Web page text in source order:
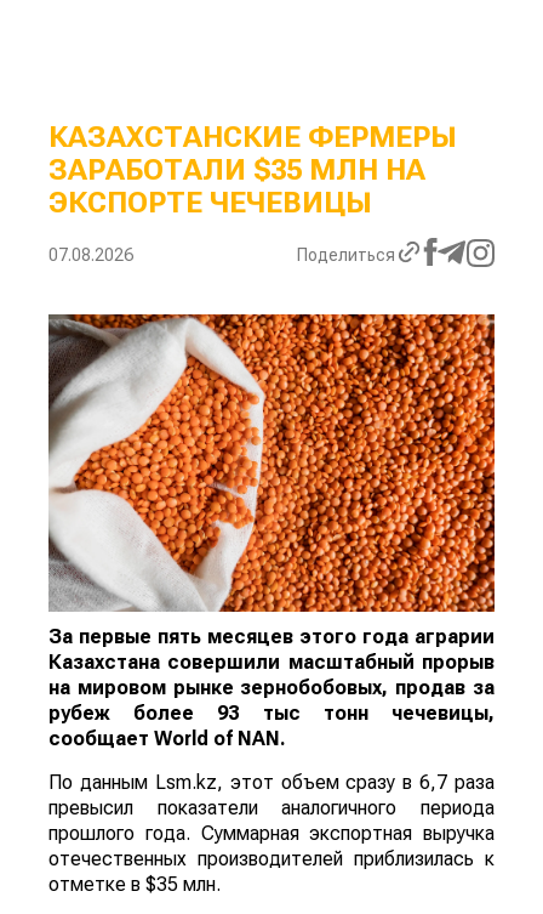
КАЗАХСТАНСКИЕ ФЕРМЕРЫ
ЗАРАБОТАЛИ $35 МЛН НА
ЭКСПОРТЕ ЧЕЧЕВИЦЫ
07.08.2026 Поделиться
За первые пять месяцев этого года аграрии
Казахстана совершили масштабный прорыв
на мировом рынке зернобобовых, продав за
рубеж более 93 тыс тонн чечевицы,
сообщает World of NAN.
По данным Lsm.kz, этот объем сразу в 6,7 раза
превысил показатели аналогичного периода
прошлого года. Суммарная экспортная выручка
отечественных производителей приблизилась к
отметке в $35 млн.